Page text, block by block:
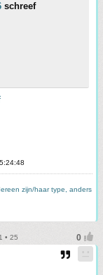
schreef
zijn/haar type, anders
• 25